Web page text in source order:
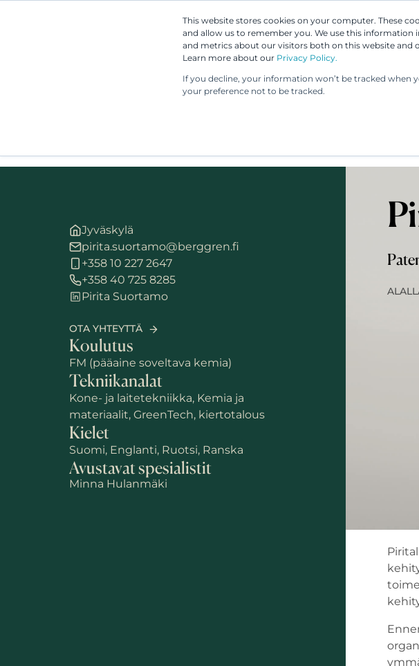
This website stores cookies on your computer. These
and allow us to remember you. We use this
and metrics about our visitors both on this website and
Learn more about our Privacy Policy.
If you decline, your information won’t be tracked when
your preference not to be tracked.
Jyväskylä
pirita.suortamo@berggren.fi
+358 10 227 2647
+358 40 725 8285
Pirita Suortamo
OTA YHTEYTTÄ
Koulutus
FM (pääaine soveltava kemia)
Tekniikanalat
Kone- ja laitetekniikka, Kemia ja
materiaalit, GreenTech, kiertotalous
Kielet
Suomi, Englanti, Ruotsi, Ranska
Avustavat spesialistit
Minna Hulanmäki